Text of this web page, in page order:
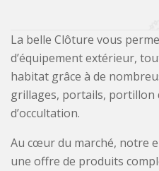
La belle Clôture vous
d’équipement extérieur,
habitat grâce à de
grillages, portails, portillon
d’occultation.
Au cœur du marché, notre
une offre de produits